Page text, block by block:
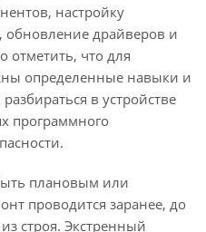
настройку
обновление драйверов и
отметить, что для
определенные навыки и
в устройстве
программного
плановым или
проводится заранее, до
строя. Экстренный